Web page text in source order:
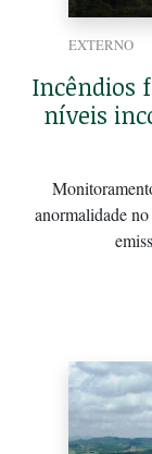
EXTERNO
Incêndios
níveis
anormalidade